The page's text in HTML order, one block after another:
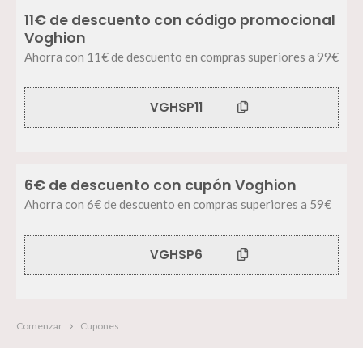
11€ de descuento con código promocional
Voghion
Ahorra con 11€ de descuento en compras superiores a 99€
VGHSP11
6€ de descuento con cupón Voghion
Ahorra con 6€ de descuento en compras superiores a 59€
VGHSP6
Comenzar Cupones